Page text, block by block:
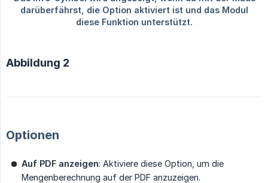
Abbildung 2
Optionen
Auf PDF anzeigen: Aktiviere diese Option, um die
Mengenberechnung auf der PDF anzuzeigen.